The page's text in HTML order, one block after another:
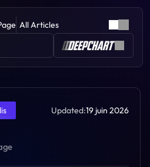
All Articles
Updated:19 juin 2026